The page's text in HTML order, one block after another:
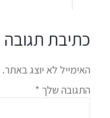
כתיבת תגובה
האימייל לא יוצג באתר.
התגובה שלך *